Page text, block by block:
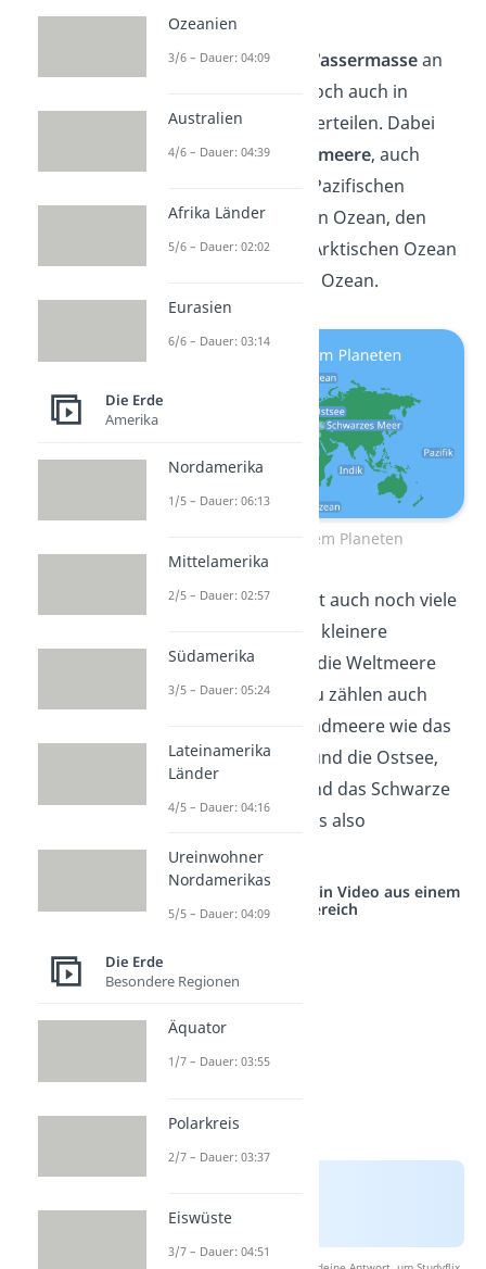
Kontinente umgeben.
Das Meer ist also die
Wassermassean
sich. Die kannst du jedoch auch in
einzelne Gewässer unterteilen. Dabei
gibt es dann die5 Weltmeere, auch
genannt: den Pazifischen
Ozean, den Atlantischen Ozean, den
Indischen Ozean, den Arktischen Ozean
und den Antarktischen Ozean.
Meere auf unserem Planeten
Jeder dieser Ozeane hat auch noch viele
. Das sind kleinere
Wassermassen, die an die Weltmeere
angebunden sind. Dazu zählen auch
oder Randmeere wie das
Mittelmeer, die Nord- und die Ostsee,
das Karibische Meer und das Schwarze
Meer. Insgesamt gibt es also
ca.
80 Meere.
Studyflix vernetzt: Hier ein Video aus einem
anderen Bereich
Ozeanien
3/6 – Dauer: 04:09
Australien
4/6 – Dauer: 04:39
Afrika Länder
5/6 – Dauer: 02:02
Eurasien
6/6 – Dauer: 03:14
Die Erde
Amerika
Nordamerika
1/5 – Dauer: 06:13
Mittelamerika
2/5 – Dauer: 02:57
Südamerika
3/5 – Dauer: 05:24
Lateinamerika
Länder
4/5 – Dauer: 04:16
Ureinwohner
Nordamerikas
5/5 – Dauer: 04:09
Die Erde
Besondere Regionen
Äquator
1/7 – Dauer: 03:55
Polarkreis
2/7 – Dauer: 03:37
Eiswüste
3/7 – Dauer: 04:51